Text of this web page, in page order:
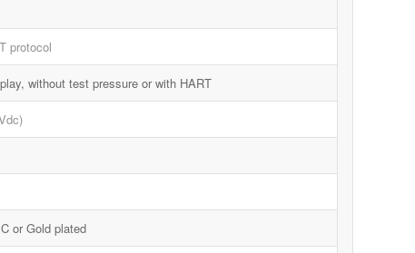
protocol
without test pressure or with HART
or Gold plated